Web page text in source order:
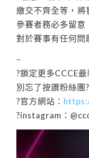
繳交不齊全等，
參賽者務必多留意
對於賽事有任何問
–
?鎖定更多CCCE最
別忘了按讚粉絲團
?官方網站：
?instagram：